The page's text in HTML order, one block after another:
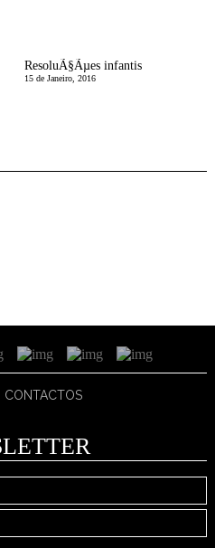
ResoluÃ§Ãµes infantis
15 de Janeiro, 2016
CONTACTOS